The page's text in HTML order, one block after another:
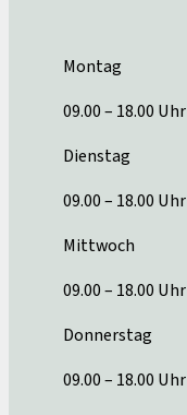
Montag
09.00 – 18.00 Uhr
Dienstag
09.00 – 18.00 Uhr
Mittwoch
09.00 – 18.00 Uhr
Donnerstag
09.00 – 18.00 Uhr